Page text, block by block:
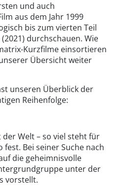
und auch
aus dem Jahr 1999
bis zum vierten Teil
durchschauen. Wie
Kurzfilme einsortieren
Übersicht weiter
unseren Überblick der
Reihenfolge:
Welt – so viel steht für
fest. Bei seiner Suche nach
die geheimnisvolle
unter der
vorstellt.